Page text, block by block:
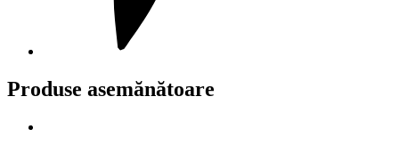
Produse asemănătoare